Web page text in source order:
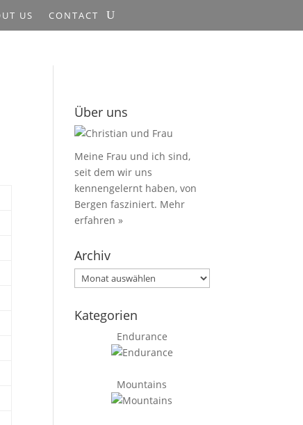
US CONTACT
Über uns
Meine Frau und ich sind,
seit dem wir uns
kennengelernt haben, von
Bergen fasziniert. Mehr
erfahren »
Archiv
Archiv
Kategorien
Endurance
Mountains